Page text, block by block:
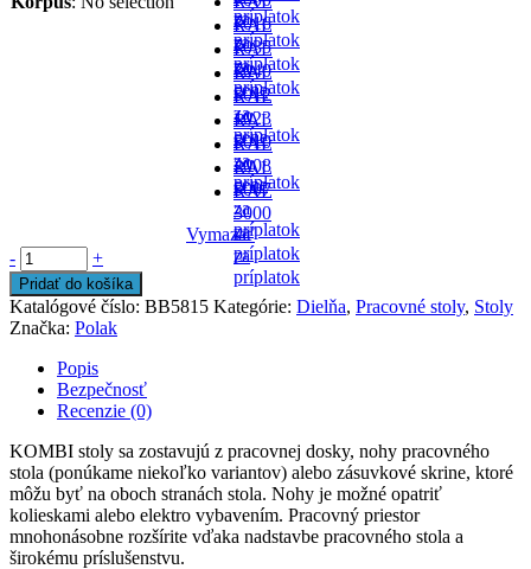
príplatok
za
príplatok
-
za
príplatok
7016
-
za
príplatok
RAL
7035
- v
cene
RAL
7040
-
za
príplatok
RAL
5012
- v
cene
RAL
1023
-
za
príplatok
RAL
5010
- v
cene
RAL
2008
-
za
príplatok
RAL
5007
-
za
príplatok
RAL
3000
-
za
príplatok
Vymazať
-
+
Pridať do košíka
Katalógové číslo: BB5815 Kategórie: Dielňa, Pracovné stoly, Stoly
Značka: Polak
Popis
Bezpečnosť
Recenzie (0)
KOMBI stoly sa zostavujú z pracovnej dosky, nohy pracovného
stola (ponúkame niekoľko variantov) alebo zásuvkové skrine, ktoré
môžu byť na oboch stranách stola. Nohy je možné opatriť
kolieskami alebo elektro vybavením. Pracovný priestor
mnohonásobne rozšírite vďaka nadstavbe pracovného stola a
širokému príslušenstvu.